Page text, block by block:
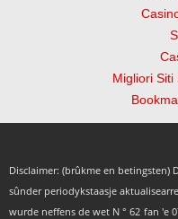
Migliori Siti
Disclaimer: (brûkme en
sûnder periodykstaasje
wurde neffens de wet N ° 62 fan 'e